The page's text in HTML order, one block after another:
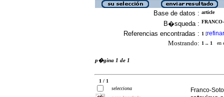
Base de datos : article
B�squeda :
Referencias encontradas : 1 [refinar
Mostrando: 1 .. 1 en
p�gina 1 de 1
1 / 1
selecciona
Franco-